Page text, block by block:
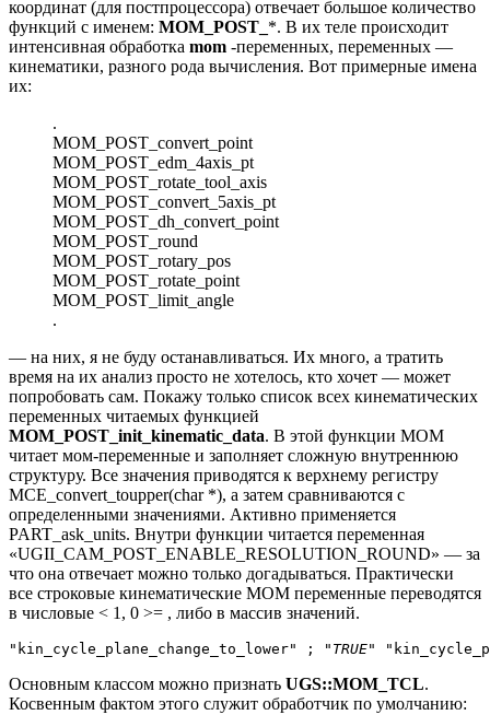
координат (для постпроцессора) отвечает большое количество
функций с именем: MOM_POST_ *. В их теле происходит
интенсивная обработка mom -переменных, переменных —
кинематики, разного рода вычисления. Вот примерные имена
их:
.
MOM_POST_convert_point
MOM_POST_edm_4axis_pt
MOM_POST_rotate_tool_axis
MOM_POST_convert_5axis_pt
MOM_POST_dh_convert_point
MOM_POST_round
MOM_POST_rotary_pos
MOM_POST_rotate_point
MOM_POST_limit_angle
.
— на них, я не буду останавливаться. Их много, а тратить
время на их анализ просто не хотелось, кто хочет — может
попробовать сам. Покажу только список всех кинематических
переменных читаемых функцией
MOM_POST_init_kinematic_data. В этой функции MOM
читает мом-переменные и заполняет сложную внутреннюю
структуру. Все значения приводятся к верхнему регистру
MCE_convert_toupper(char *), а затем сравниваются с
определенными значениями. Активно применяется
PART_ask_units. Внутри функции читается переменная
«UGII_CAM_POST_ENABLE_RESOLUTION_ROUND» — за
что она отвечает можно только догадываться. Практически
все строковые кинематические MOM переменные переводятся
в числовые < 1, 0 >= , либо в массив значений.
"kin_cycle_plane_change_to_lower" ; "TRUE"
Основным классом можно признать UGS::MOM_TCL.
Косвенным фактом этого служит обработчик по умолчанию: